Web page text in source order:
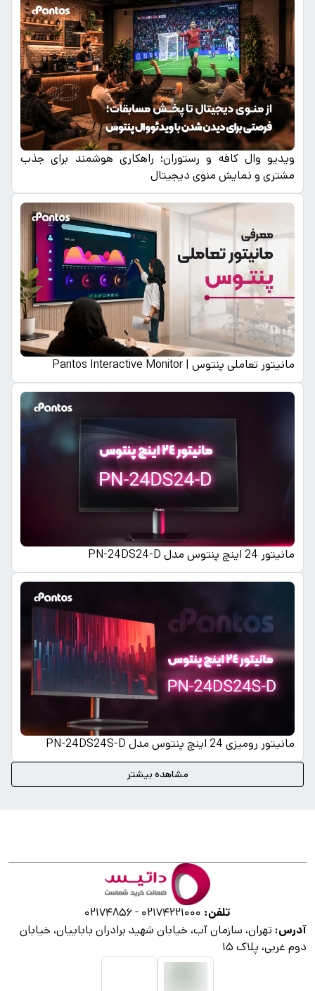
ویدیو وال کافه و رستوران؛ راهکاری هوشمند برای جذب
مشتری و نمایش منوی دیجیتال
مانیتور تعاملی پنتوس | Pantos Interactive Monitor
مانیتور 24 اینچ پنتوس مدل PN-24DS24-D
مانیتور رومیزی 24 اینچ پنتوس مدل PN-24DS24S-D
مشاهده بیشتر
تلفن: 02174221000
-
02174856
آدرس: تهران، سازمان آب، خیابان شهید برادران باباییان، خیابان
دوم غربی، پلاک ۱۵